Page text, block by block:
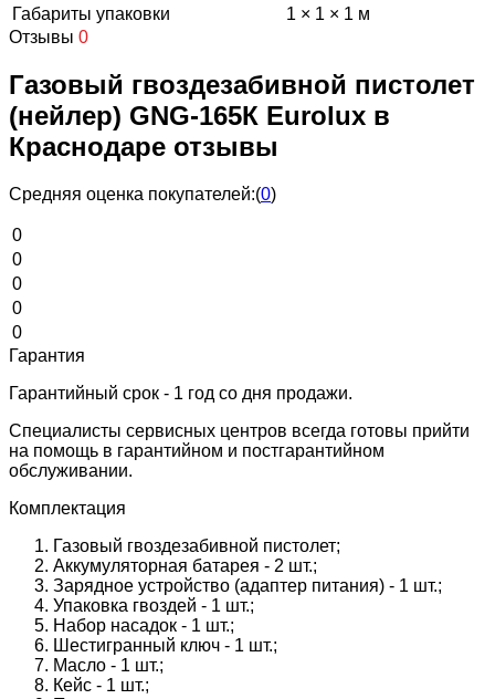
Габариты упаковки
1 × 1 × 1 м
Отзывы 0
Газовый гвоздезабивной пистолет
(нейлер) GNG-165К Eurolux в
Краснодаре отзывы
Средняя оценка покупателей:(0)
0
0
0
0
0
Гарантия
Гарантийный срок - 1 год со дня продажи.
Специалисты сервисных центров всегда готовы прийти
на помощь в гарантийном и постгарантийном
обслуживании.
Комплектация
Газовый гвоздезабивной пистолет;
Аккумуляторная батарея - 2 шт.;
Зарядное устройство (адаптер питания) - 1 шт.;
Упаковка гвоздей - 1 шт.;
Набор насадок - 1 шт.;
Шестигранный ключ - 1 шт.;
Масло - 1 шт.;
Кейс - 1 шт.;